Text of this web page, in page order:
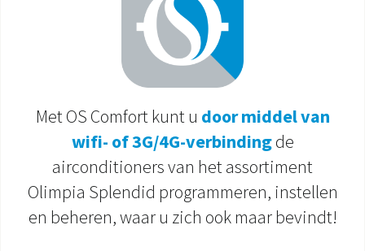
DOCUMENTATIE PRODUCTEN
Met OS Comfort kunt u door middel van
wifi- of 3G/4G-verbindingde
airconditioners van het assortiment
Olimpia Splendid programmeren, instellen
en beheren, waar u zich ook maar bevindt!